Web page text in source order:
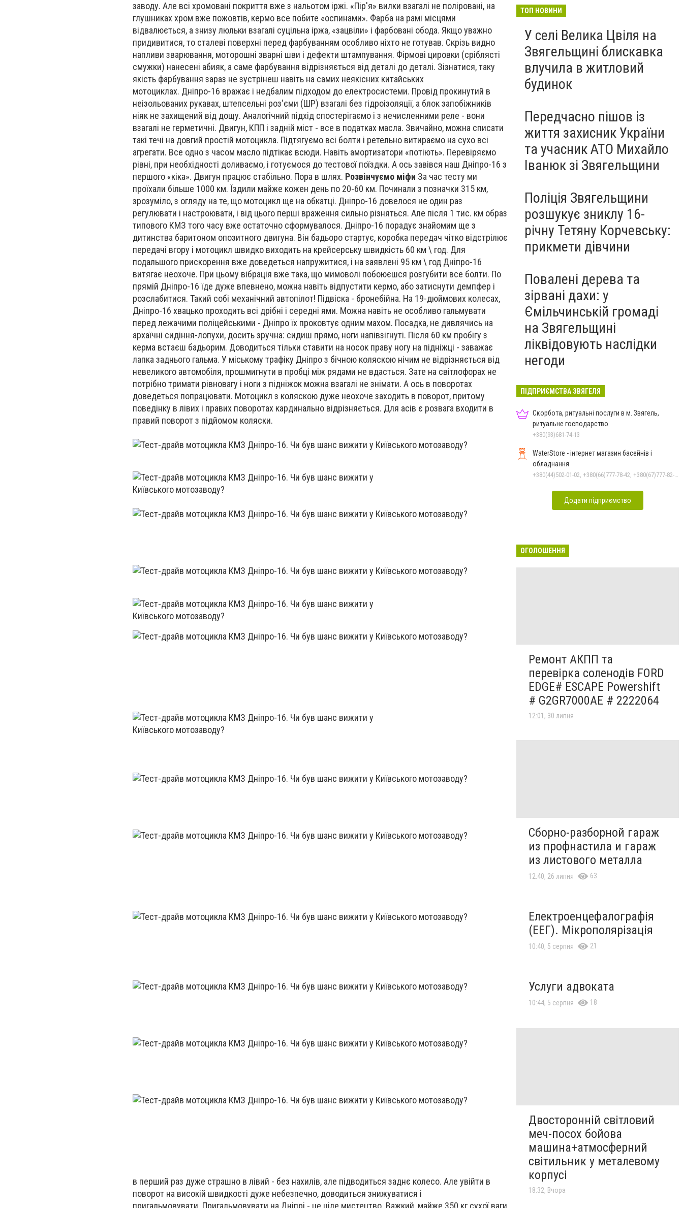
заводу. Але всі хромовані покриття вже з нальотом іржі. «Пір'я» вилки взагалі не поліровані, на
глушниках хром вже пожовтів, кермо все побите «оспинами». Фарба на рамі місцями
відвалюється, а знизу люльки взагалі суцільна іржа, «зацвіли» і фарбовані обода. Якщо уважно
придивитися, то сталеві поверхні перед фарбуванням особливо ніхто не готував. Скрізь видно
напливи зварювання, моторошні зварні шви і дефекти штампування. Фірмові цировки (сріблясті
смужки) нанесені абияк, а саме фарбування відрізняється від деталі до деталі. Зізнатися, таку
якість фарбування зараз не зустрінеш навіть на самих неякісних китайських
мотоциклах. Дніпро-16 вражає і недбалим підходом до електросистеми. Провід прокинутий в
неізольованих рукавах, штепсельні роз'єми (ШР) взагалі без гідроізоляції, а блок запобіжників
ніяк не захищений від дощу. Аналогічний підхід спостерігаємо і з нечисленними реле - вони
взагалі не герметичні. Двигун, КПП і задній міст - все в податках масла. Звичайно, можна списати
такі течі на довгий простій мотоцикла. Підтягуємо всі болти і ретельно витираємо на сухо всі
агрегати. Все одно з часом масло підтікає всюди. Навіть амортизатори «потіють». Перевіряємо
рівні, при необхідності доливаємо, і готуємося до тестової поїздки. А ось завівся наш Дніпро-16 з
першого «кіка». Двигун працює стабільно. Пора в шлях. Розвінчуємо міфи За час тесту ми
проїхали більше 1000 км. Їздили майже кожен день по 20-60 км. Починали з позначки 315 км,
зрозуміло, з огляду на те, що мотоцикл ще на обкатці. Дніпро-16 довелося не один раз
регулювати і настроювати, і від цього перші враження сильно різняться. Але після 1 тис. км образ
типового КМЗ того часу вже остаточно сформувалося. Дніпро-16 порадує знайомим ще з
дитинства баритоном опозитного двигуна. Він бадьоро стартує, коробка передач чітко відстрілює
передачі вгору і мотоцикл швидко виходить на крейсерську швидкість 60 км \ год. Для
подальшого прискорення вже доведеться напружитися, і на заявлені 95 км \ год Дніпро-16
витягає неохоче. При цьому вібрація вже така, що мимоволі побоюєшся розгубити все болти. По
прямій Дніпро-16 їде дуже впевнено, можна навіть відпустити кермо, або затиснути демпфер і
розслабитися. Такий собі механічний автопілот! Підвіска - бронебійна. На 19-дюймових колесах,
Дніпро-16 хвацько проходить всі дрібні і середні ями. Можна навіть не особливо гальмувати
перед лежачими поліцейськими - Дніпро їх проковтує одним махом. Посадка, не дивлячись на
архаїчні сидіння-лопухи, досить зручна: сидиш прямо, ноги напівзігнуті. Після 60 км пробігу з
керма встаєш бадьорим. Доводиться тільки ставити на носок праву ногу на підніжці - заважає
лапка заднього гальма. У міському трафіку Дніпро з бічною коляскою нічим не відрізняється від
невеликого автомобіля, прошмигнути в пробці між рядами не вдасться. Зате на світлофорах не
потрібно тримати рівновагу і ноги з підніжок можна взагалі не знімати. А ось в поворотах
доведеться попрацювати. Мотоцикл з коляскою дуже неохоче заходить в поворот, притому
поведінку в лівих і правих поворотах кардинально відрізняється. Для асів є розвага входити в
правий поворот з підйомом коляски.
в перший раз дуже страшно в лівий - без нахилів, але підводиться заднє колесо. Але увійти в
поворот на високій швидкості дуже небезпечно, доводиться знижуватися і
пригальмовувати. Пригальмовувати на Дніпрі - це ціле мистецтво. Важкий, майже 350 кг сухої ваги
майбутніх водійок автобусів
ТОП НОВИНИ
У селі Велика Цвіля на
Звягельщині блискавка
влучила в житловий
будинок
Передчасно пішов із
життя захисник України
та учасник АТО Михайло
Іванюк зі Звягельщини
Поліція Звягельщини
розшукує зниклу 16-
річну Тетяну Корчевську:
прикмети дівчини
Повалені дерева та
зірвані дахи: у
Ємільчинській громаді
на Звягельщині
ліквідовують наслідки
негоди
ПІДПРИЄМСТВА ЗВЯГЕЛЯ
Скорбота, ритуальні послуги в м. Звягель,
ритуальне господарство
+380(93)681-74-13
WaterStore - інтернет магазин басейнів і
обладнання
+380(44)502-01-02, +380(66)777-78-42, +380(67)777-82-19, +380(67)890-80-80, +380(73)890-80-80, +380(44)502-01-03
Додати підприємство
ОГОЛОШЕННЯ
Ремонт АКПП та
перевірка соленодів FORD
EDGE# ESCAPE Powershift
# G2GR7000AE # 2222064
12:01, 30 липня
Сборно-разборной гараж
из профнастила и гараж
из листового металла
12:40, 26 липня 63
Електроенцефалографія
(ЕЕГ). Мікрополярізація
10:40, 5 серпня 21
Услуги адвоката
10:44, 5 серпня 18
Двосторонній світловий
меч-посох бойова
машина+атмосферний
світильник у металевому
корпусі
18:32, Вчора